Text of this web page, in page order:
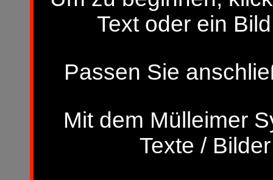
Text oder ein
Passen Sie
Mit dem Mülleimer
Texte /